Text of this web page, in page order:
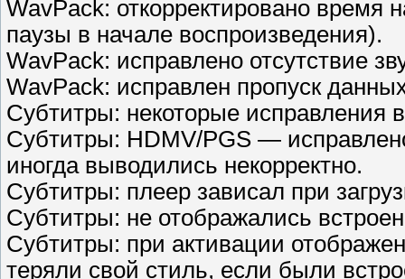
WavPack: откорректировано время
паузы в начале воспроизведения).
WavPack: исправлено отсутствие
WavPack: исправлен пропуск
Субтитры: некоторые исправления
Субтитры: HDMV/PGS —
иногда выводились некорректно.
Субтитры: плеер зависал при
Субтитры: не отображались
Субтитры: при активации
теряли свой стиль, если были